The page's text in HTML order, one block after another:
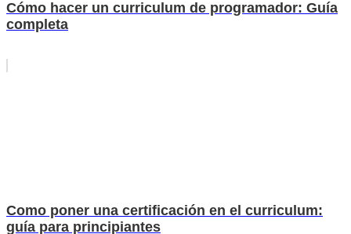
Cómo hacer un curriculum de programador: Guía
completa
Como poner una certificación en el curriculum:
guía para principiantes